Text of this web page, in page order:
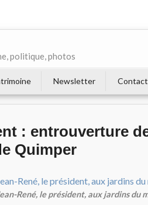
politique, photos
Newsletter Contact
: entrouverture
Quimper
René, le président, aux jardins du